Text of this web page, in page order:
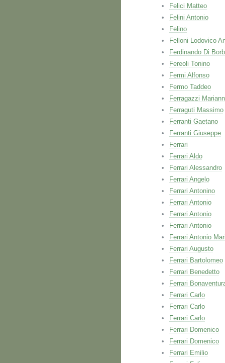
Felici Matteo
Felini Antonio
Felino
Felloni Lodovico
Ferdinando Di
Fereoli Tonino
Fermi Alfonso
Fermo Taddeo
Ferragazzi
Ferraguti Massimo
Ferranti Gaetano
Ferranti Giuseppe
Ferrari
Ferrari Aldo
Ferrari Alessandro
Ferrari Angelo
Ferrari Antonino
Ferrari Antonio
Ferrari Antonio
Ferrari Antonio
Ferrari Antonio
Ferrari Augusto
Ferrari Bartolomeo
Ferrari Benedetto
Ferrari
Ferrari Carlo
Ferrari Carlo
Ferrari Carlo
Ferrari Domenico
Ferrari Domenico
Ferrari Emilio